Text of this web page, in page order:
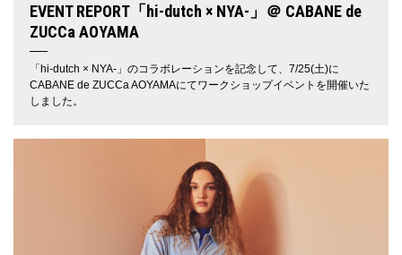
EVENT REPORT「hi-dutch × NYA-」＠ CABANE de
ZUCCa AOYAMA
「hi-dutch × NYA-」のコラボレーションを記念して、7/25(土)に
CABANE de ZUCCa AOYAMAにてワークショップイベントを開催いた
しました。